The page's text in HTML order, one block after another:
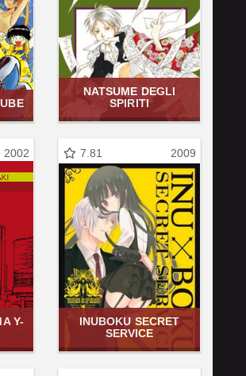
NATSUME DEGLI
SPIRITI
2002
Y-
7.81 2009
INUBOKU SECRET
SERVICE